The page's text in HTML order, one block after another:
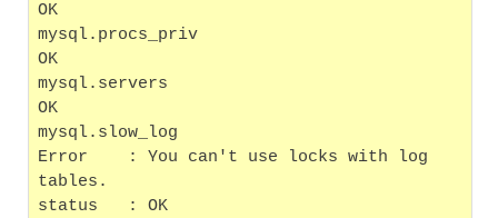
OK
mysql.procs_priv
OK
mysql.servers
OK
mysql.slow_log
Error    : You can't use locks with log
tables.
status   : OK